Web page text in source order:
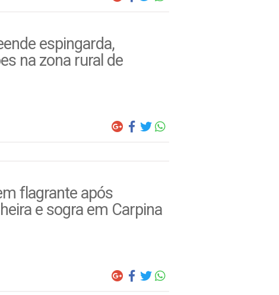
espingarda,
na zona rural de
flagrante após
e sogra em Carpina